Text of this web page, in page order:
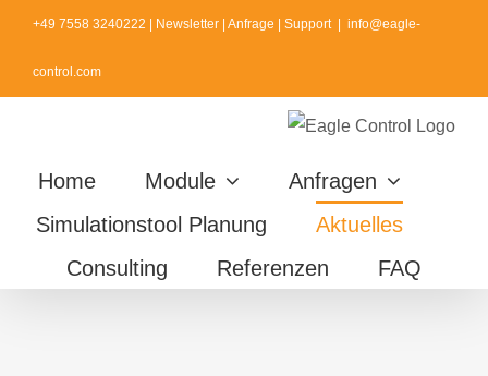
springen
+49 7558 3240222 Newsletter Anfrage Support info@eagle-
control.com
Home Module
Anfragen
Simulationstool Planung
Aktuelles
Consulting
Referenzen FAQ